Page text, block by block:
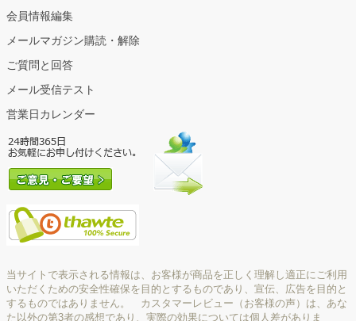
会員情報編集
メールマガジン購読・解除
ご質問と回答
メール受信テスト
営業日カレンダー
当サイトで表示される情報は、お客様が商品を正しく理解し適正にご利用
いただくための安全性確保を目的とするものであり、宣伝、広告を目的と
するものではありません。 カスタマーレビュー（お客様の声）は、あな
た以外の第3者の感想であり、実際の効果については個人差がありま